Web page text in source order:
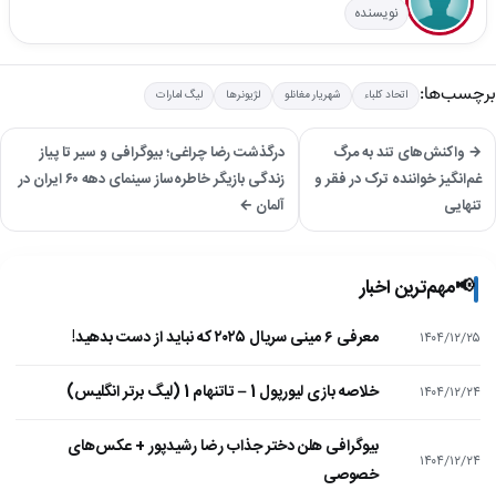
نویسنده
برچسب‌ها: اتحاد کلباء شهریار مغانلو لژیونرها لیگ امارات
→ واکنش‌های تند به مرگ
غم‌انگیز خواننده ترک در فقر و
تنهایی
درگذشت رضا چراغی؛ بیوگرافی و سیر تا پیاز
زندگی بازیگر خاطره‌ساز سینمای دهه ۶۰ ایران در
آلمان ←
📢مهم‌ترین اخبار
۱۴۰۴/۱۲/۲۵ معرفی ۶ مینی سریال ۲۰۲۵ که نباید از دست بدهید!
۱۴۰۴/۱۲/۲۴ خلاصه بازی لیورپول 1 – تاتنهام 1 (لیگ برتر انگلیس)
۱۴۰۴/۱۲/۲۴
بیوگرافی هلن دختر جذاب رضا رشیدپور + عکس‌های
خصوصی